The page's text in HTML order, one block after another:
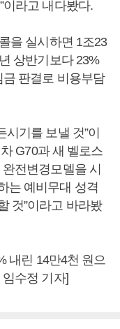
이라고 내다봤다.
을 실시하면 1조23
상반기보다 23%
판결로 비용부담
기를 보낼 것”이
G70과 새 벨로스
전변경모델을 시
는 예비무대 성격
것”이라고 바라봤
내린 14만4천 원으
수정 기자]